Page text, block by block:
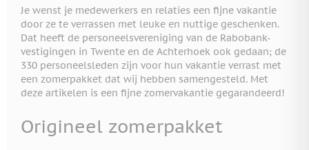
Je wenst je medewerkers en relaties een fijne vakantie
door ze te verrassen met leuke en nuttige geschenken.
Dat heeft de personeelsvereniging van de Rabobank-
vestigingen in Twente en de Achterhoek ook gedaan; de
330 personeelsleden zijn voor hun vakantie verrast met
een zomerpakket dat wij hebben samengesteld. Met
deze artikelen is een fijne zomervakantie gegarandeerd!
Origineel zomerpakket